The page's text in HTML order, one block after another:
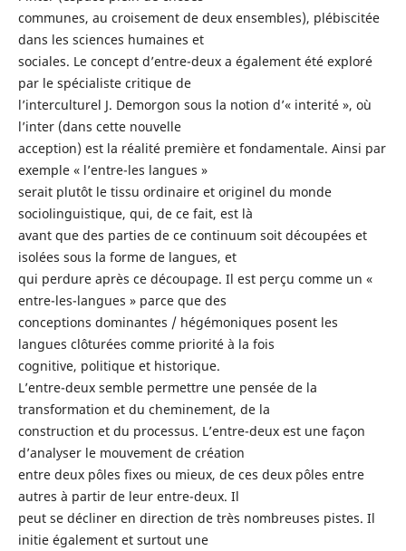
communes, au croisement de deux ensembles), plébiscitée
dans les sciences humaines et
sociales. Le concept d’entre-deux a également été exploré
par le spécialiste critique de
l’interculturel J. Demorgon sous la notion d’« interité », où
l’inter (dans cette nouvelle
acception) est la réalité première et fondamentale. Ainsi par
exemple « l’entre-les langues »
serait plutôt le tissu ordinaire et originel du monde
sociolinguistique, qui, de ce fait, est là
avant que des parties de ce continuum soit découpées et
isolées sous la forme de langues, et
qui perdure après ce découpage. Il est perçu comme un «
entre-les-langues » parce que des
conceptions dominantes / hégémoniques posent les
langues clôturées comme priorité à la fois
cognitive, politique et historique.
L’entre-deux semble permettre une pensée de la
transformation et du cheminement, de la
construction et du processus. L’entre-deux est une façon
d’analyser le mouvement de création
entre deux pôles fixes ou mieux, de ces deux pôles entre
autres à partir de leur entre-deux. Il
peut se décliner en direction de très nombreuses pistes. Il
initie également et surtout une